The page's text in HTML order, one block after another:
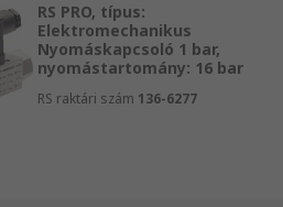
RS PRO, típus:
Elektromechanikus
Nyomáskapcsoló 1 bar,
nyomástartomány: 16 bar
RS raktári szám 136-6277